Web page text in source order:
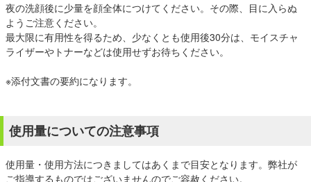
夜の洗顔後に少量を顔全体につけてください。その際、目に入らぬ
ようご注意ください。
最大限に有用性を得るため、少なくとも使用後30分は、モイスチャ
ライザーやトナーなどは使用せずお待ちください。
※添付文書の要約になります。
使用量についての注意事項
使用量・使用方法につきましてはあくまで目安となります。弊社が
ご指導するものではございませんのでご容赦ください。